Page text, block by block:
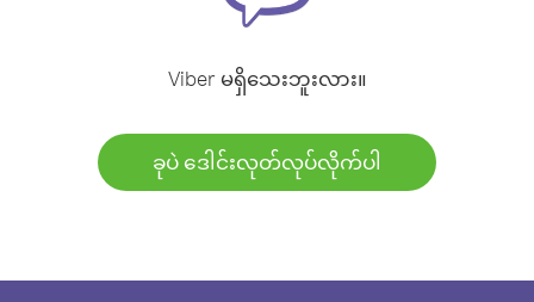
Viber မရှိသေးဘူးလား။
ခုပဲ ဒေါင်းလုတ်လုပ်လိုက်ပါ